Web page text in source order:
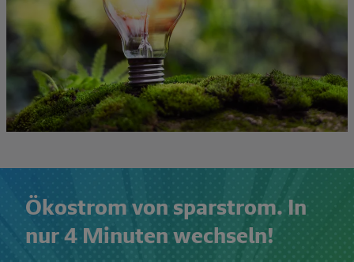
Ökostrom von sparstrom. In
nur 4 Minuten wechseln!